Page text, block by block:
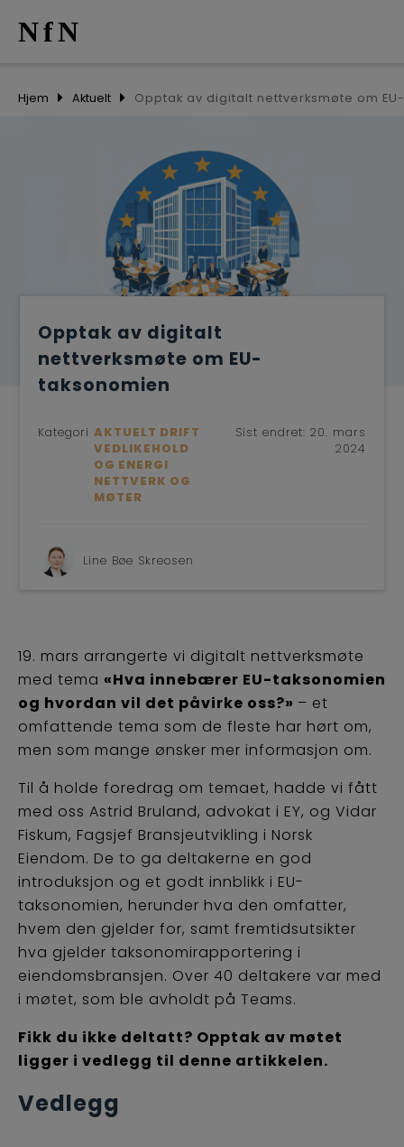
AKTUELT
NfN
Hjem Aktuelt
Opptak av digitalt
nettverksmøte om EU-
taksonomien
Kategori AKTUELT DRIFT
VEDLIKEHOLD
OG ENERGI
NETTVERK OG
MØTER
Sist endret: 20. mars
2024
Line Bøe Skreosen
19. mars arrangerte vi digitalt nettverksmøte
med tema «Hva innebærer EU-taksonomien
og hvordan vil det påvirke oss?» – et
omfattende tema som de fleste har hørt om,
men som mange ønsker mer informasjon om.
Til å holde foredrag om temaet, hadde vi fått
med oss Astrid Bruland, advokat i EY, og Vidar
Fiskum, Fagsjef Bransjeutvikling i Norsk
Eiendom. De to ga deltakerne en god
introduksjon og et godt innblikk i EU-
taksonomien, herunder hva den omfatter,
hvem den gjelder for, samt fremtidsutsikter
hva gjelder taksonomirapportering i
eiendomsbransjen. Over 40 deltakere var med
i møtet, som ble avholdt på Teams.
Fikk du ikke deltatt? Opptak av møtet
ligger i vedlegg til denne artikkelen.
Vedlegg